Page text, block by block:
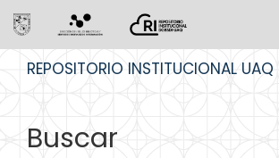
REPOSITORIO INSTITUCIONAL UAQ
Buscar